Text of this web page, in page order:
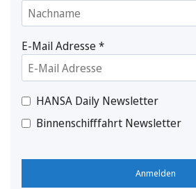
E-Mail Adresse*
HANSA Daily Newsletter
Binnenschifffahrt Newsletter
Anmelden